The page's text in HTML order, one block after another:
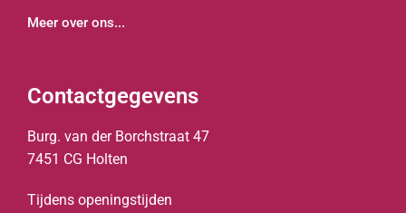
Meer over ons...
Contactgegevens
Burg. van der Borchstraat 47
7451 CG Holten
Tijdens openingstijden